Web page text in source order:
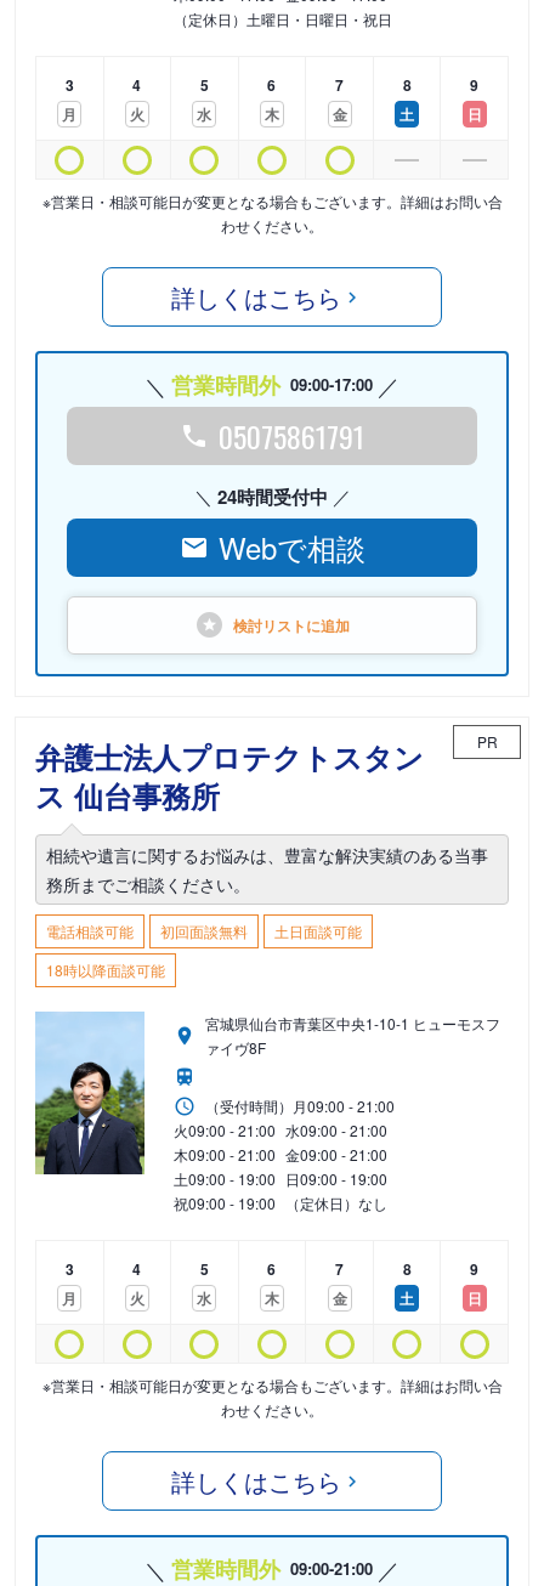
（定休日）土曜日・日曜日・祝日
3
月
4
火
5
水
6
木
7
金
8
土
9
日
※営業日・相談可能日が変更となる場合もございます。詳細はお問い合
わせください。
詳しくはこちら
営業時間外 09:00-17:00
05075861791
24時間受付中
Webで相談
検討リストに追加
弁護士法人プロテクトスタン
ス 仙台事務所
PR
相続や遺言に関するお悩みは、豊富な解決実績のある当事
務所までご相談ください。
電話相談可能 初回面談無料
土日面談可能
18時以降面談可能
宮城県仙台市青葉区中央1-10-1 ヒューモスフ
ァイヴ8F
（受付時間） 月09:00 - 21:00
火09:00 - 21:00 水09:00 - 21:00
木09:00 - 21:00 金09:00 - 21:00
土09:00 - 19:00 日09:00 - 19:00
祝09:00 - 19:00 （定休日）なし
3
月
4
火
5
水
6
木
7
金
8
土
9
日
※営業日・相談可能日が変更となる場合もございます。詳細はお問い合
わせください。
詳しくはこちら
営業時間外 09:00-21:00